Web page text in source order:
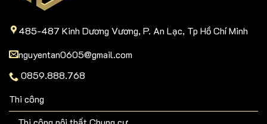
485-487 Kinh Dương Vương, P. An Lạc, Tp Hồ Chí Minh
nguyentan0605@gmail.com
0859.888.768
Thi công